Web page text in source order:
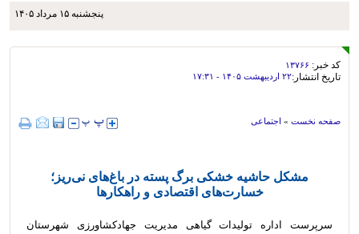
پنجشنبه ۱۵ مرداد ۱۴۰۵
کد خبر: ۱۳۷۶۶
تاریخ انتشار:۲۲ ارديبهشت ۱۴۰۵ - ۱۷:۳۱
صفحه نخست » اجتماعی
مشکل حاشیه خشکی برگ پسته در باغ‌های نی‌ریز؛
خسارت‌های اقتصادی و راهکارها
سرپرست اداره تولیدات گیاهی مدیریت جهادکشاورزی شهرستان